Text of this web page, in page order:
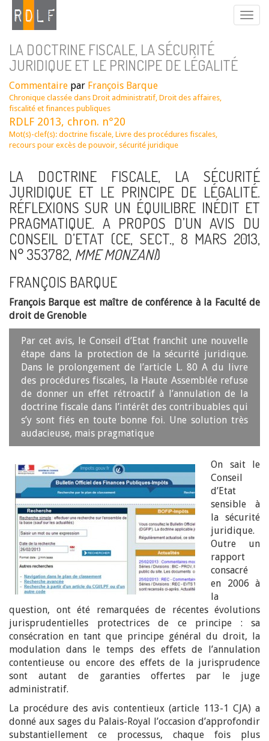
LA DOCTRINE FISCALE, LA SÉCURITÉ
JURIDIQUE ET LE PRINCIPE DE LÉGALITÉ
Commentaire par François Barque
Chronique classée dans Droit administratif, Droit des affaires,
fiscalité et finances publiques
RDLF 2013, chron. n°20
Mot(s)-clef(s): doctrine fiscale, Livre des procédures fiscales,
recours pour excès de pouvoir, sécurité juridique
LA DOCTRINE FISCALE, LA SÉCURITÉ
JURIDIQUE ET LE PRINCIPE DE LÉGALITÉ.
RÉFLEXIONS SUR UN ÉQUILIBRE INÉDIT ET
PRAGMATIQUE. A PROPOS D’UN AVIS DU
CONSEIL D’ETAT (CE, SECT., 8 MARS 2013,
N° 353782, MME MONZANI)
FRANÇOIS BARQUE
François Barque est maître de conférence à la Faculté de
droit de Grenoble
Par cet avis, le Conseil d’Etat franchit une nouvelle
étape dans la protection de la sécurité juridique.
Dans le prolongement de l’article L. 80 A du livre
des procédures fiscales, la Haute Assemblée refuse
de donner un effet rétroactif à l’annulation de la
doctrine fiscale dans l’intérêt des contribuables qui
s’y sont fiés en toute bonne foi. Une solution très
audacieuse, mais pragmatique
On sait le
Conseil
d’Etat
sensible à
la sécurité
juridique.
Outre un
rapport
consacré
en 2006 à
la
question, ont été remarquées de récentes évolutions
jurisprudentielles protectrices de ce principe : sa
consécration en tant que principe général du droit, la
modulation dans le temps des effets de l’annulation
contentieuse ou encore des effets de la jurisprudence
sont autant de garanties offertes par le juge
administratif.
La procédure des avis contentieux (article 113-1 CJA) a
donné aux sages du Palais-Royal l’occasion d’approfondir
substantiellement ce processus, chaque fois plus